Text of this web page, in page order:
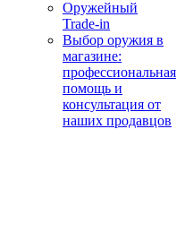
Оружейный
Trade-in
Выбор оружия в
магазине:
профессиональная
помощь и
консультация от
наших продавцов